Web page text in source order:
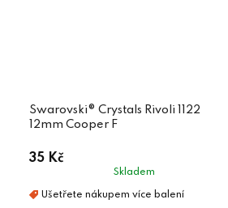
Swarovski® Crystals Rivoli 1122
12mm Cooper F
35 Kč
Skladem